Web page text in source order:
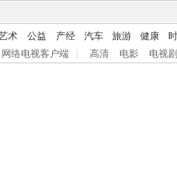
术 公益 产经 汽车 旅游 健康
网络电视客户端 高清 电影 电视剧